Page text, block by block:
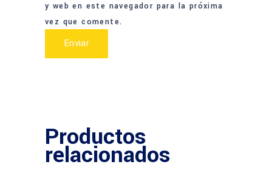
y web en este navegador para la próxima
vez que comente.
Productos
relacionados